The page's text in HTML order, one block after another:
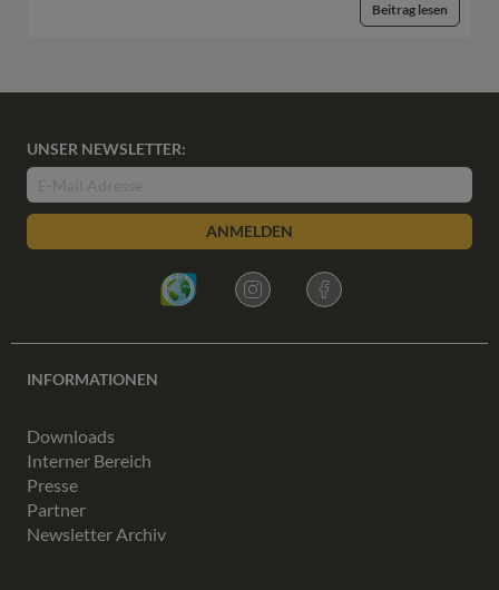
Beitrag lesen
UNSER NEWSLETTER:
ANMELDEN
INFORMATIONEN
Downloads
Interner Bereich
Presse
Partner
Newsletter Archiv